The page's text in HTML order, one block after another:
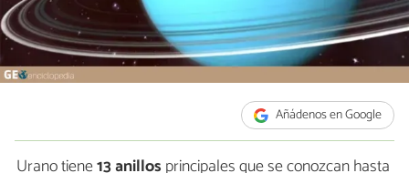
Añádenos en Google
Urano tiene13 anillos principales que se conozcan hasta